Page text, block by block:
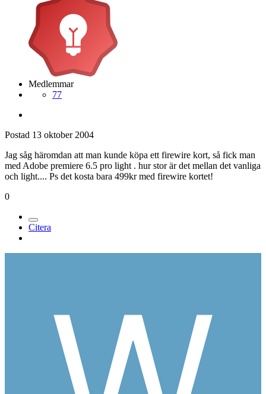
Medlemmar
77
Postad 13 oktober 2004
Jag såg häromdan att man kunde köpa ett firewire kort, så fick man
med Adobe premiere 6.5 pro light . hur stor är det mellan det vanliga
och light.... Ps det kosta bara 499kr med firewire kortet!
0
Citera